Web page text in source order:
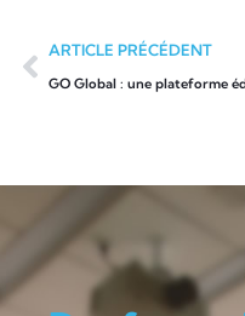
ARTICLE PRÉCÉDENT